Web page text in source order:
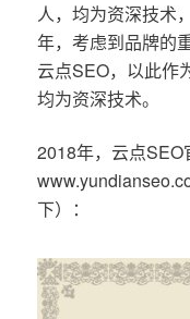
人，均为资深技术
年，考虑到品牌的
云点SEO，以此作
均为资深技术。
2018年，云点SEO
下）：